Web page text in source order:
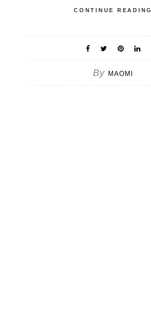
CONTINUE READING
By MAOMI